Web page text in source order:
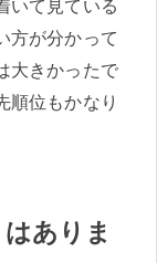
いて見ている
方が分かって
大きかったで
順位もかなり
ありま